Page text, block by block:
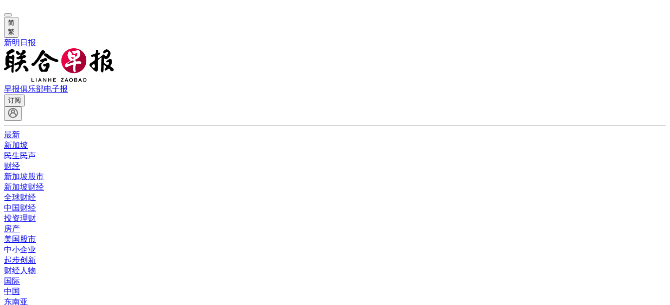
简
繁
新明日报
早报俱乐部电子报
订阅
最新
新加坡
民生民声
财经
新加坡股市
新加坡财经
全球财经
中国财经
投资理财
房产
美国股市
中小企业
起步创新
财经人物
国际
中国
东南亚